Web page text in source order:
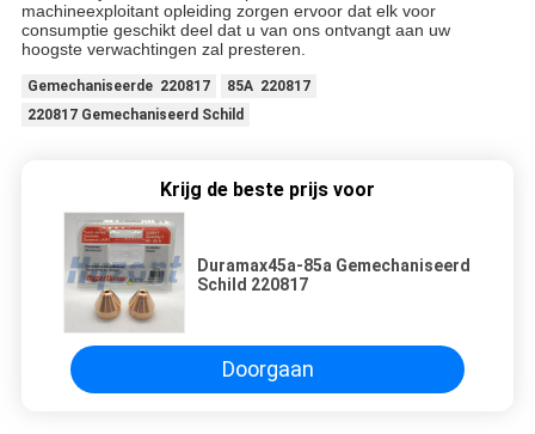
machineexploitant opleiding zorgen ervoor dat elk voor
consumptie geschikt deel dat u van ons ontvangt aan uw
hoogste verwachtingen zal presteren.
Gemechaniseerde 220817
85A 220817
220817 Gemechaniseerd Schild
Krijg de beste prijs voor
Duramax45a-85a Gemechaniseerd
Schild 220817
Doorgaan